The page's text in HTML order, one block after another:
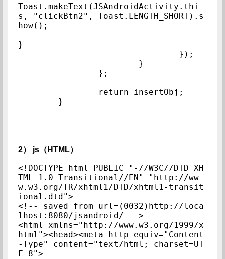
Toast.makeText(JSAndroidActivity.thi
s, "clickBtn2", Toast.LENGTH_SHORT).s
how();
}
	}
2） js（HTML）
<!DOCTYPE html PUBLIC "-//W3C//DTD XH
TML 1.0 Transitional//EN" "http://ww
w.w3.org/TR/xhtml1/DTD/xhtml1-transit
ional.dtd">
<!-- saved from url=(0032)http://loca
lhost:8080/jsandroid/ -->
<html xmlns="http://www.w3.org/1999/x
html"><head><meta http-equiv="Content
-Type" content="text/html; charset=UT
F-8">